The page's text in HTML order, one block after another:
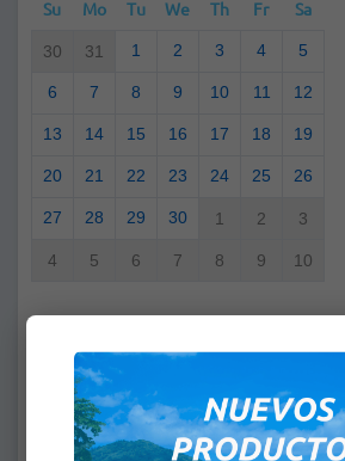
Su Mo Tu We Th Fr Sa
30 31 1 2 3 4 5
6 7 8 9 10 11 12
13 14 15 16 17 18 19
20 21 22 23 24 25 26
27 28 29 30 1 2 3
4 5 6 7 8 9 10
A: